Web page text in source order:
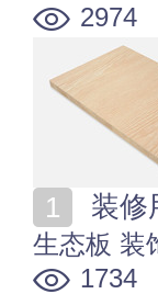
2974
装修
生态板 装
1734